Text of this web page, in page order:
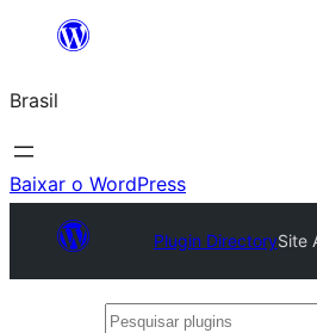
o
conteúdo
Brasil
Baixar o WordPress
Plugin DirectorySite
Pesquisar